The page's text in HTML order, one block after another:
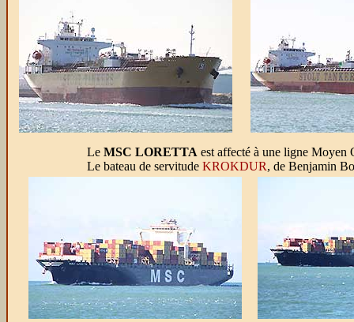
Le MSC LORETTA est affecté à une ligne Moyen
Le bateau de servitude KROKDUR, de Benjamin